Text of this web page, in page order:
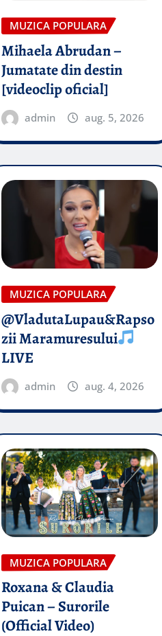
MUZICA POPULARA
Mihaela Abrudan –
Jumatate din destin
[videoclip oficial]
admin aug. 5, 2026
MUZICA POPULARA
@VladutaLupau&Rapso
zii Maramuresului
LIVE
admin aug. 4, 2026
MUZICA POPULARA
Roxana & Claudia
Puican – Surorile
(Official Video)